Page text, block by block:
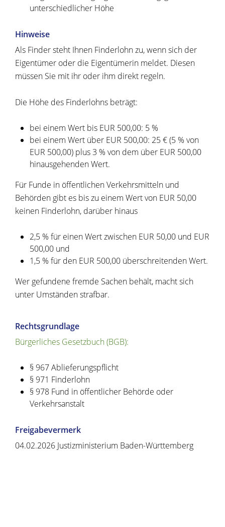
unterschiedlicher Höhe
Hinweise
Als Finder steht Ihnen Finderlohn zu, wenn sich der
Eigentümer oder die Eigentümerin meldet. Diesen
müssen Sie mit ihr oder ihm direkt regeln.
Die Höhe des Finderlohns beträgt:
bei einem Wert bis EUR 500,00: 5 %
bei einem Wert über EUR 500,00: 25 € (5 % von
EUR 500,00) plus 3 % von dem über EUR 500,00
hinausgehenden Wert.
Für Funde in öffentlichen Verkehrsmitteln und
Behörden gibt es bis zu einem Wert von EUR 50,00
keinen Finderlohn, darüber hinaus
2,5 % für einen Wert zwischen EUR 50,00 und EUR
500,00 und
1,5 % für den EUR 500,00 überschreitenden Wert.
Wer gefundene fremde Sachen behält, macht sich
unter Umständen strafbar.
Rechtsgrundlage
Bürgerliches Gesetzbuch (BGB):
§ 967 Ablieferungspflicht
§ 971 Finderlohn
§ 978 Fund in öffentlicher Behörde oder
Verkehrsanstalt
Freigabevermerk
04.02.2026 Justizministerium Baden-Württemberg